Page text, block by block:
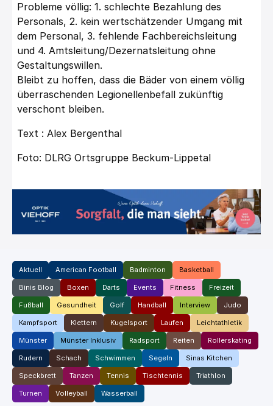
Probleme völlig: 1. schlechte Bezahlung des
Personals, 2. kein wertschätzender Umgang mit
dem Personal, 3. fehlende Fachbereichsleitung
und 4. Amtsleitung/Dezernatsleitung ohne
Gestaltungswillen.
Bleibt zu hoffen, dass die Bäder von einem völlig
überraschenden Legionellenbefall zukünftig
verschont bleiben.
Text : Alex Bergenthal
Foto: DLRG Ortsgruppe Beckum-Lippetal
Aktuell American Football Badminton Basketball
Binis Blog Boxen Darts Events Fitness Freizeit
Fußball Gesundheit Golf Handball Interview Judo
Kampfsport Klettern Kugelsport Laufen Leichtathletik
Münster Münster Inklusiv Radsport Reiten Rollerskating
Rudern Schach Schwimmen Segeln Sinas Kitchen
Speckbrett Tanzen Tennis Tischtennis Triathlon
Turnen Volleyball Wasserball